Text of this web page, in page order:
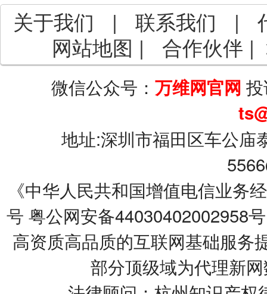
关于我们 |联系我们 |
网站地图 | 合作伙伴 |
微信公众号：万维网官网
地址:深圳市福田区车公庙
《中华人民共和国增值电信业务
号 粤公网安备44030402002958号
高资质高品质的互联网基础服务
部分顶级域为代理新